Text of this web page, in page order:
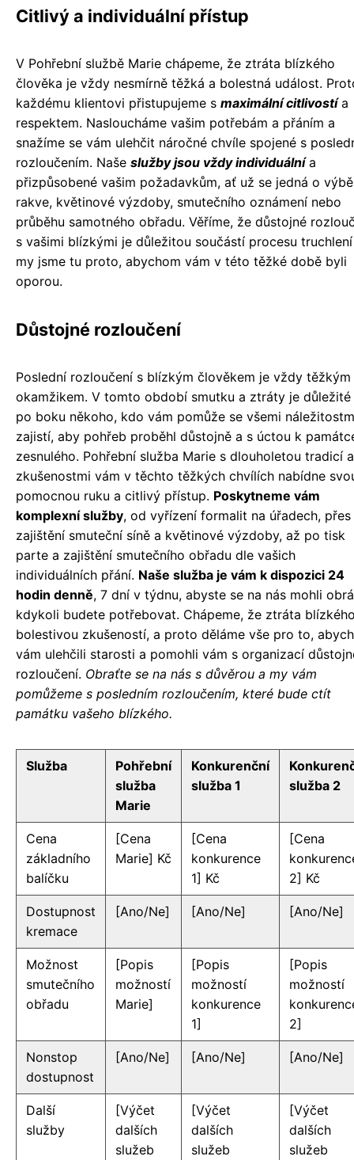
Citlivý a individuální přístup
V Pohřební službě Marie chápeme, že ztráta blízkého
člověka je vždy nesmírně těžká a bolestná událost.
každému klientovi přistupujeme s maximální citlivostía
respektem. Nasloucháme vašim potřebám a přáním a
snažíme se vám ulehčit náročné chvíle spojené s
rozloučením. Naše služby jsou vždy individuálnía
přizpůsobené vašim požadavkům, ať už se jedná o
rakve, květinové výzdoby, smutečního oznámení nebo
průběhu samotného obřadu. Věříme, že důstojné
s vašimi blízkými je důležitou součástí procesu
my jsme tu proto, abychom vám v této těžké době byli
oporou.
Důstojné rozloučení
Poslední rozloučení s blízkým člověkem je vždy těžkým
okamžikem. V tomto období smutku a ztráty je
po boku někoho, kdo vám pomůže se všemi
zajistí, aby pohřeb proběhl důstojně a s úctou k
zesnulého. Pohřební služba Marie s dlouholetou tradicí a
zkušenostmi vám v těchto těžkých chvílích nabídne
pomocnou ruku a citlivý přístup. Poskytneme vám
komplexní služby, od vyřízení formalit na úřadech, přes
zajištění smuteční síně a květinové výzdoby, až po tisk
parte a zajištění smutečního obřadu dle vašich
individuálních přání. Naše služba je vám k dispozici 24
hodin denně, 7 dní v týdnu, abyste se na nás mohli
kdykoli budete potřebovat. Chápeme, že ztráta
bolestivou zkušeností, a proto děláme vše pro to,
vám ulehčili starosti a pomohli vám s organizací
rozloučení. Obraťte se na nás s důvěrou a my vám
pomůžeme s posledním rozloučením, které bude ctít
památku vašeho blízkého.
Služba
Pohřební
služba
Marie
Konkurenční
služba 1
služba 2
Cena
základního
balíčku
[Cena
Marie] Kč
[Cena
konkurence
1] Kč
[Cena
2] Kč
Dostupnost
kremace
[Ano/Ne] [Ano/Ne] [Ano/Ne]
Možnost
smutečního
obřadu
[Popis
možností
Marie]
[Popis
možností
konkurence
1]
[Popis
možností
2]
Nonstop
dostupnost
[Ano/Ne] [Ano/Ne] [Ano/Ne]
Další
služby
[Výčet
dalších
služeb
[Výčet
dalších
služeb
[Výčet
dalších
služeb